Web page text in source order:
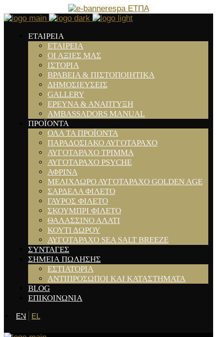
ΕΤΑΙΡΕΙΑ
ΕΤΑΙΡΕΙΑ
ΟΙ ΑΞΙΕΣ ΜΑΣ
ΙΣΤΟΡΙΑ
ΒΡΑΒΕΙΑ & ΠΙΣΤΟΠΟΙΗΤΙΚΑ
ΔΗΜΟΣΙΕΥΣΕΙΣ
GALLERY
ΕΡΕΥΝΑ & ΑΝΑΠΤΥΞΗ
AMBASSADORS MANUAL
ΠΡΟΪΟΝΤΑ
ΟΛΑ ΤΑ ΠΡΟΪΟΝΤΑ
ΠΑΡΑΔΟΣΙΑΚΟ ΑΥΓΟΤΑΡΑΧΟ
ΑΥΓΟΤΑΡΑΧΟ ΤΡΙΜΜΑ
ΑΥΓΟΤΑΡΑΧΟ PSYCHE
ΑΦΡΙΝΑ
ΜΕΛΙΧΛΩΡΟ ΑΥΓΟΤΑΡΑΧΟ GOLDEN AGE
ΣΑΡΔΕΛΑ ΦΙΛΕΤΟ
ΓΑΥΡΟΣ ΦΙΛΕΤΟ
ΣΚΟΥΜΠΡΙ ΦΙΛΕΤΟ
ΘΑΛΑΣΣΙΝΟ ΑΛΑΤΙ
ΚΟΥΤΙ ΔΩΡΟΥ
ΑΥΓΟΤΑΡΑΧΟ SEA SALT BREEZE
ΣΥΝΤΑΓΕΣ
ΣΗΜΕΙΑ ΠΩΛΗΣΗΣ
ΕΣΤΙΑΤΟΡΙΑ
ΑΝΤΙΠΡΟΣΩΠΟΙ ΚΑΙ ΚΑΤΑΣΤΗΜΑΤΑ
BLOG
ΕΠΙΚΟΙΝΩΝΙΑ
EN EL